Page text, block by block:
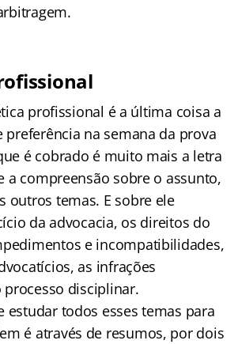
profissional é a última coisa a
preferência na semana da prova
é cobrado é muito mais a letra
a compreensão sobre o assunto,
outros temas. E sobre ele
da advocacia, os direitos do
e incompatibilidades,
as infrações
disciplinar.
estudar todos esses temas para
é através de resumos, por dois